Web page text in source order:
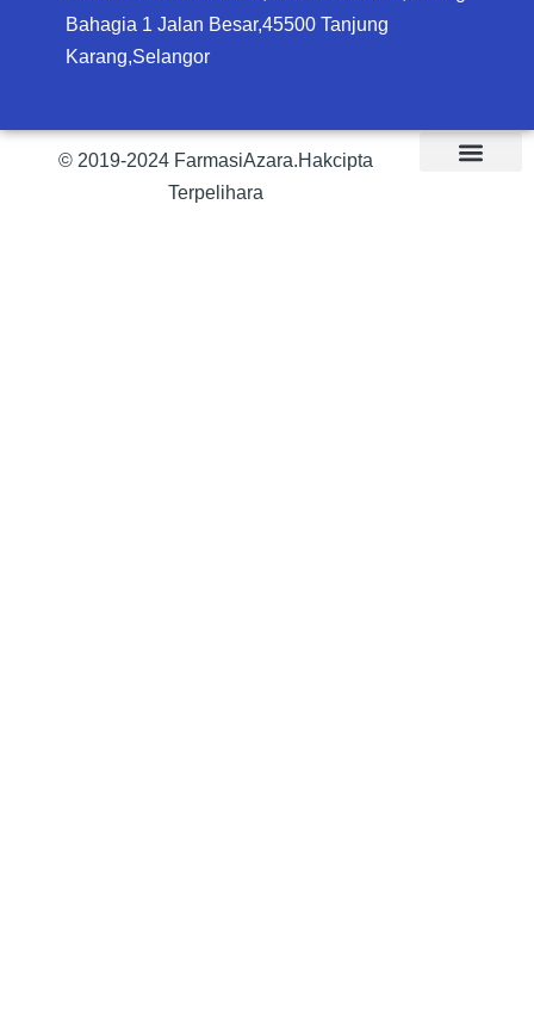
Bahagia 1 Jalan Besar,45500 Tanjung
Karang,Selangor
© 2019-2024 FarmasiAzara.Hakcipta
Terpelihara